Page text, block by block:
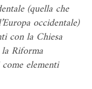
(quella che
occidentale)
con la Chiesa
Riforma
elementi